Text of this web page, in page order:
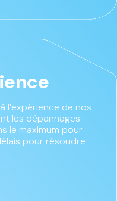
l’expérience de nos
les dépannages
le maximum pour
pour résoudre